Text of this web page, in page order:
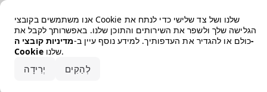
אנו משתמשים בקובצי Cookie שלנו ושל צד שלישי כדי לנתח את
הגלישה שלך ולשפר את השירותים והתוכן שלנו. באפשרותך לקבל את
כולם או להגדיר את העדפותיך. למידע נוסף עיין ב-מדיניות קובצי ה-
Cookie
שלנו.
יְרִידָה לְהַקִים
Error loading the brand